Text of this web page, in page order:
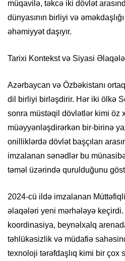
müqavilə, təkcə iki dövlət
dünyasının birliyi və
əhəmiyyət daşıyır.
Tarixi Kontekst və Siyasi
Azərbaycan və Özbəkistanı
dil birliyi birləşdirir. Hər iki ölkə
sonra müstəqil dövlətlər kimi öz
müəyyənləşdirərkən bir-birinə
onilliklərdə dövlət başçıları
imzalanan sənədlər bu
təməl üzərində qurulduğunu
2024-cü ildə imzalanan
əlaqələri yeni mərhələyə
koordinasiya, beynəlxalq
təhlükəsizlik və müdafiə
texnoloji tərəfdaşlıq kimi bir çox